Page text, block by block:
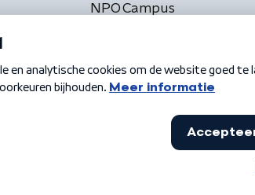
NPO Campus